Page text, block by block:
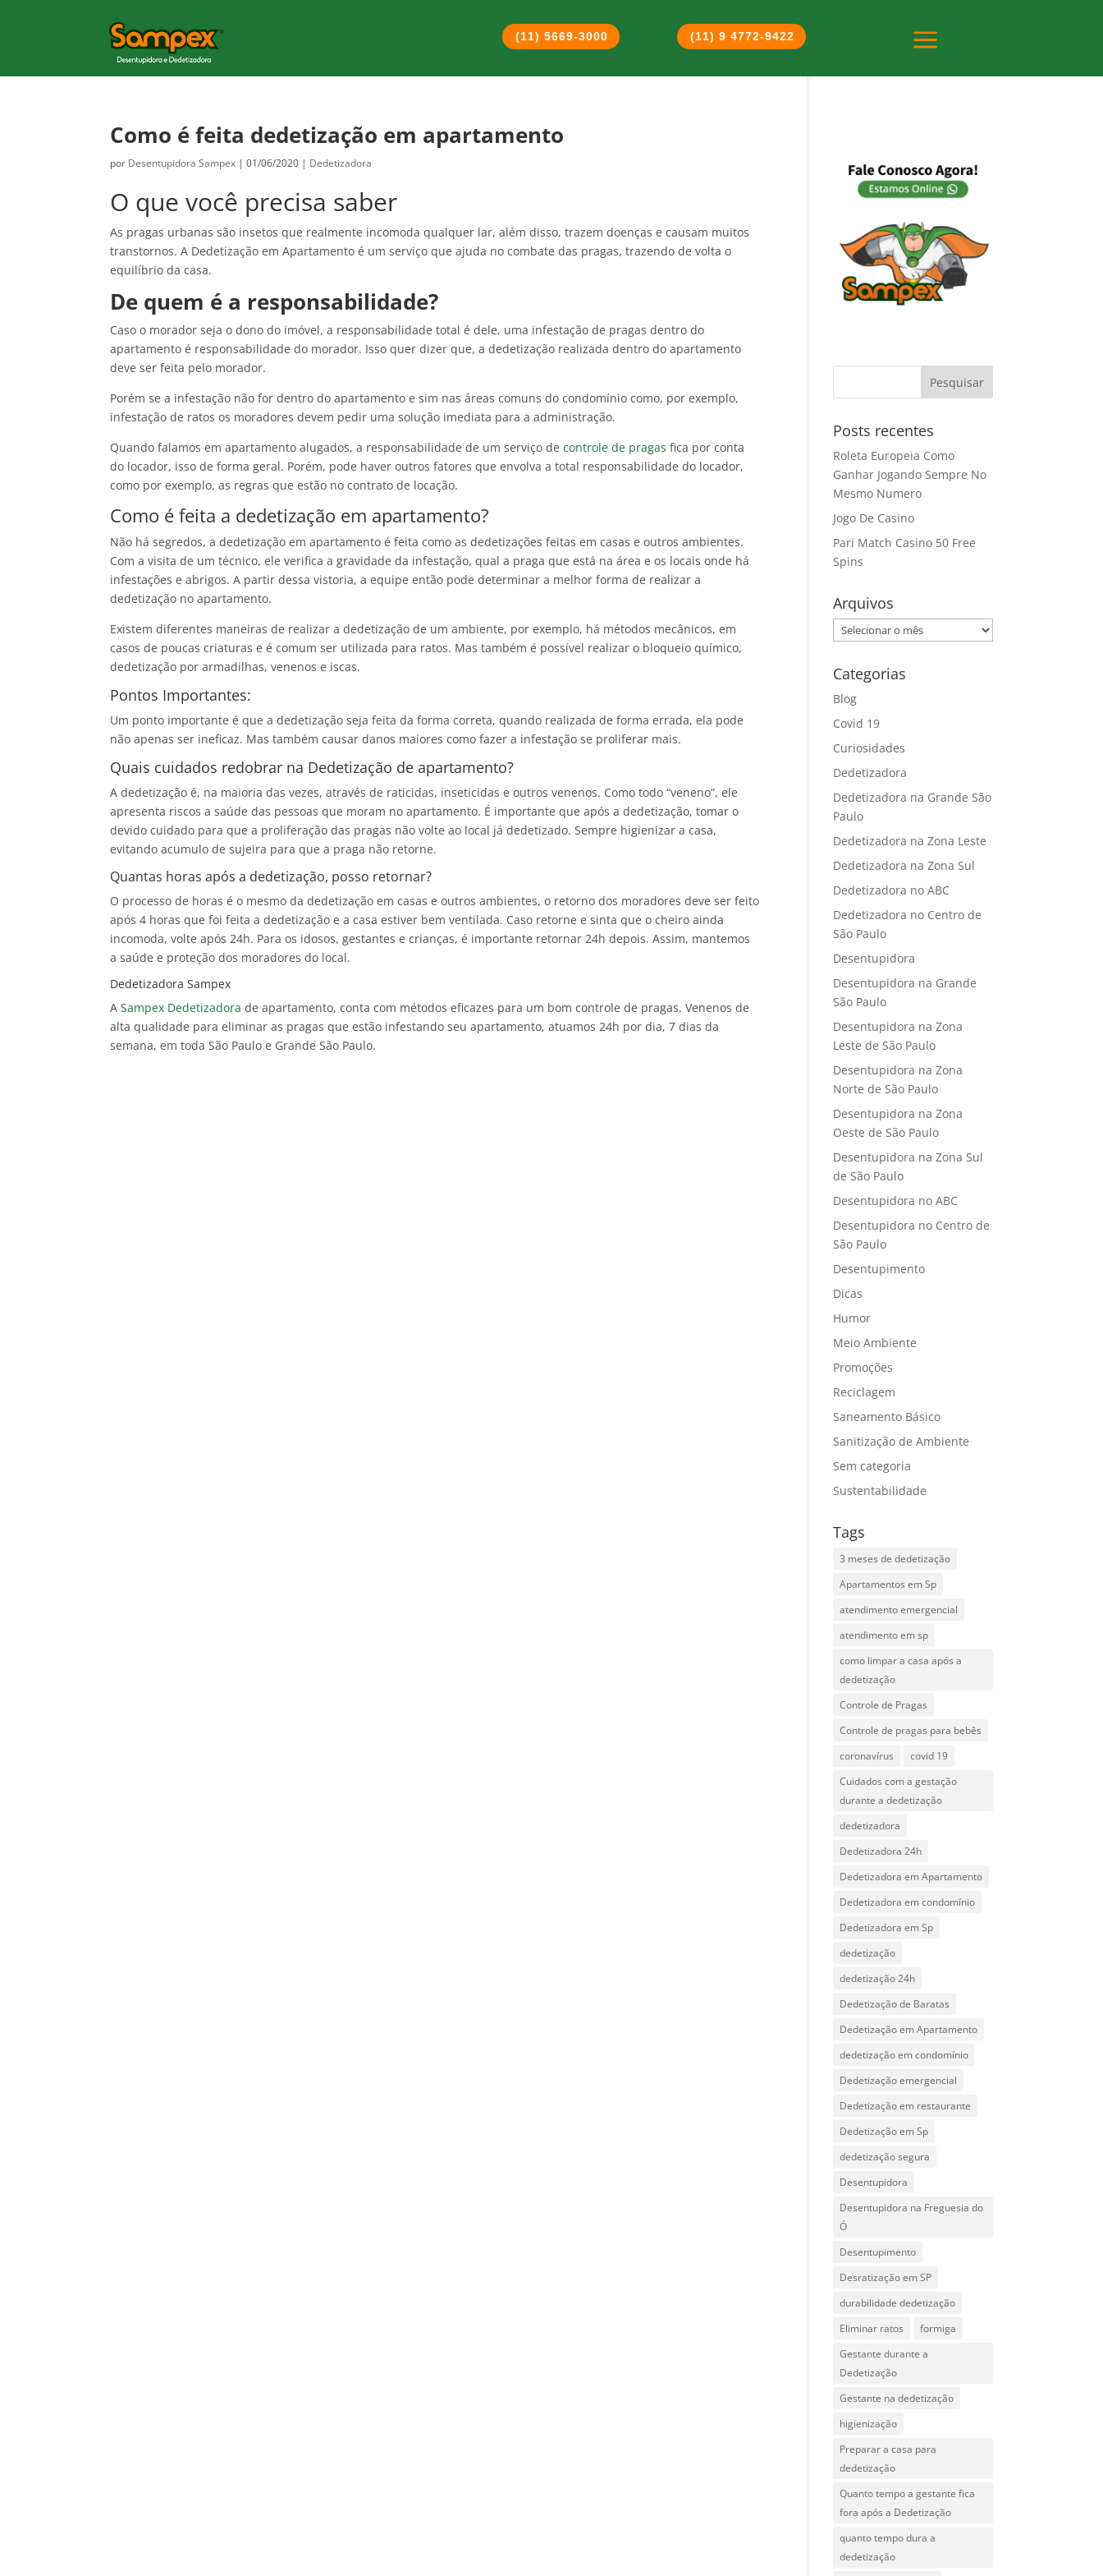
(11) 5669-3000 (11) 9 4772-9422 a
Como é feita dedetização em apartamento
por Desentupidora Sampex |01/06/2020 | Dedetizadora
O que você precisa saber
As pragas urbanas são insetos que realmente incomoda qualquer lar, além disso, trazem doenças e causam muitos
transtornos. A Dedetização em Apartamento é um serviço que ajuda no combate das pragas, trazendo de volta o
equilíbrio da casa.
De quem é a responsabilidade?
Caso o morador seja o dono do imóvel, a responsabilidade total é dele, uma infestação de pragas dentro do
apartamento é responsabilidade do morador. Isso quer dizer que, a dedetização realizada dentro do apartamento
deve ser feita pelo morador.
Porém se a infestação não for dentro do apartamento e sim nas áreas comuns do condomínio como, por exemplo,
infestação de ratos os moradores devem pedir uma solução imediata para a administração.
Quando falamos em apartamento alugados, a responsabilidade de um serviço decontrole de pragas fica por conta
do locador, isso de forma geral. Porém, pode haver outros fatores que envolva a total responsabilidade do locador,
como por exemplo, as regras que estão no contrato de locação.
Como é feita a dedetização em apartamento?
Não há segredos, a dedetização em apartamento é feita como as dedetizações feitas em casas e outros ambientes.
Com a visita de um técnico, ele verifica a gravidade da infestação, qual a praga que está na área e os locais onde há
infestações e abrigos. A partir dessa vistoria, a equipe então pode determinar a melhor forma de realizar a
dedetização no apartamento.
Existem diferentes maneiras de realizar a dedetização de um ambiente, por exemplo, há métodos mecânicos, em
casos de poucas criaturas e é comum ser utilizada para ratos. Mas também é possível realizar o bloqueio químico,
dedetização por armadilhas, venenos e iscas.
Pontos Importantes:
Um ponto importante é que a dedetização seja feita da forma correta, quando realizada de forma errada, ela pode
não apenas ser ineficaz. Mas também causar danos maiores como fazer a infestação se proliferar mais.
Quais cuidados redobrar na Dedetização de apartamento?
A dedetização é, na maioria das vezes, através de raticidas, inseticidas e outros venenos. Como todo “veneno”, ele
apresenta riscos a saúde das pessoas que moram no apartamento. É importante que após a dedetização, tomar o
devido cuidado para que a proliferação das pragas não volte ao local já dedetizado. Sempre higienizar a casa,
evitando acumulo de sujeira para que a praga não retorne.
Quantas horas após a dedetização, posso retornar?
O processo de horas é o mesmo da dedetização em casas e outros ambientes, o retorno dos moradores deve ser feito
após 4 horas que foi feita a dedetização e a casa estiver bem ventilada. Caso retorne e sinta que o cheiro ainda
incomoda, volte após 24h. Para os idosos, gestantes e crianças, é importante retornar 24h depois. Assim, mantemos
a saúde e proteção dos moradores do local.
Dedetizadora Sampex
ASampex Dedetizadora de apartamento, conta com métodos eficazes para um bom controle de pragas. Venenos de
alta qualidade para eliminar as pragas que estão infestando seu apartamento, atuamos 24h por dia, 7 dias da
semana, em toda São Paulo e Grande São Paulo.
Posts recentes
Roleta Europeia Como
Ganhar Jogando Sempre No
Mesmo Numero
Jogo De Casino
Pari Match Casino 50 Free
Spins
Arquivos
Arquivos
Categorias
Blog
Covid 19
Curiosidades
Dedetizadora
Dedetizadora na Grande São
Paulo
Dedetizadora na Zona Leste
Dedetizadora na Zona Sul
Dedetizadora no ABC
Dedetizadora no Centro de
São Paulo
Desentupidora
Desentupidora na Grande
São Paulo
Desentupidora na Zona
Leste de São Paulo
Desentupidora na Zona
Norte de São Paulo
Desentupidora na Zona
Oeste de São Paulo
Desentupidora na Zona Sul
de São Paulo
Desentupidora no ABC
Desentupidora no Centro de
São Paulo
Desentupimento
Dicas
Humor
Meio Ambiente
Promoções
Reciclagem
Saneamento Básico
Sanitização de Ambiente
Sem categoria
Sustentabilidade
Tags
3 meses de dedetização
Apartamentos em Sp
atendimento emergencial
atendimento em sp
como limpar a casa após a
dedetização
Controle de Pragas
Controle de pragas para bebês
coronavírus
covid 19
Cuidados com a gestação
durante a dedetização
dedetizadora
Dedetizadora 24h
Dedetizadora em Apartamento
Dedetizadora em condomínio
Dedetizadora em Sp
dedetização
dedetização 24h
Dedetização de Baratas
Dedetização em Apartamento
dedetização em condomínio
Dedetização emergencial
Dedetização em restaurante
Dedetização em Sp
dedetização segura
Desentupidora
Desentupidora na Freguesia do
Ó
Desentupimento
Desratização em SP
durabilidade dedetização
Eliminar ratos
formiga
Gestante durante a
Dedetização
Gestante na dedetização
higienização
Preparar a casa para
dedetização
Quanto tempo a gestante fica
fora após a Dedetização
quanto tempo dura a
dedetização